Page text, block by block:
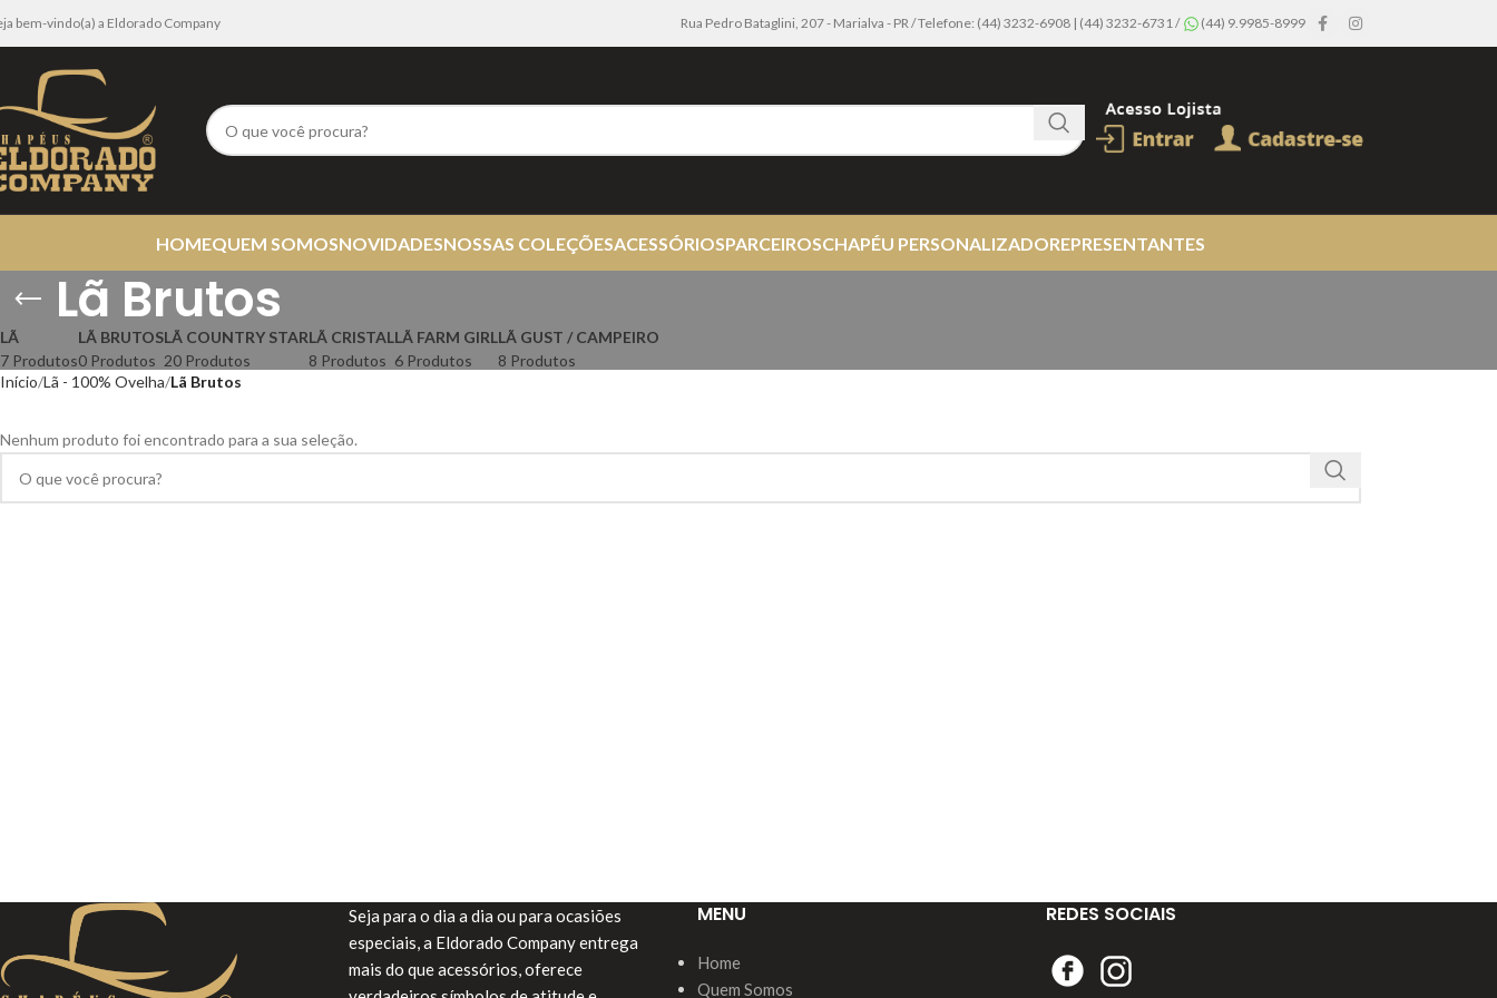
bem-vindo(a) a Eldorado Company Rua Pedro Bataglini, 207 - Marialva - PR / Telefone: (44) 3232-6908 | (44) 3232-6731 / (44) 9.9985-8999
HOMEQUEM SOMOSNOVIDADESNOSSAS COLEÇÕESACESSÓRIOSPARCEIROSCHAPÉU PERSONALIZADOREPRESENTANTES
Lã Brutos
LÃ
7 Produtos
LÃ BRUTOS
0 Produtos
LÃ COUNTRY STAR
20 Produtos
LÃ CRISTAL
8 Produtos
LÃ FARM GIRL
6 Produtos
LÃ GUST / CAMPEIRO
8 Produtos
Início Lã - 100% Ovelha Lã Brutos
Nenhum produto foi encontrado para a sua seleção.
Seja para o dia a dia ou para ocasiões
especiais, a Eldorado Company entrega
mais do que acessórios, oferece
MENU
Home
Quem Somos
REDES SOCIAIS